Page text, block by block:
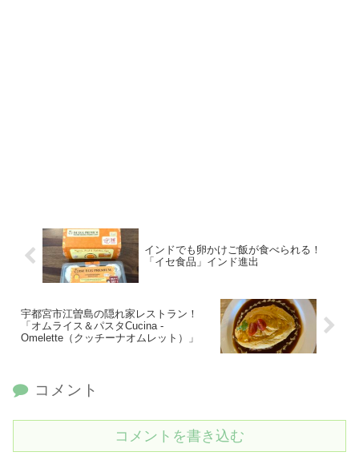
インドでも卵かけご飯が食べられる！
「イセ食品」インド進出
宇都宮市江曽島の隠れ家レストラン！
「オムライス＆パスタCucina -
Omelette（クッチーナオムレット）」
コメント
コメントを書き込む